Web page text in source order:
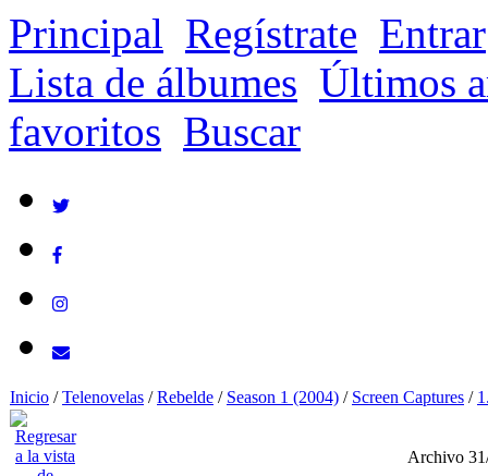
Principal Regístrate Entrar
Lista de álbumes Últimos
favoritos Buscar
Inicio /Telenovelas /Rebelde / Season 1 (2004) / Screen Captures /
Archivo